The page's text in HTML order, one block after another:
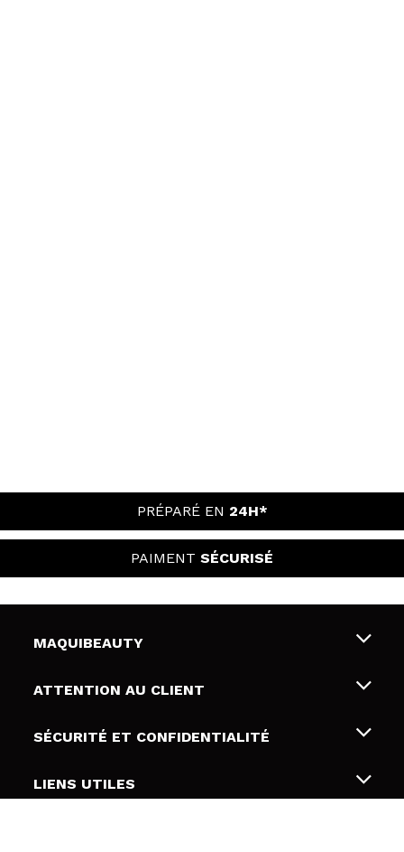
PRÉPARÉ EN 24H*
PAIMENT SÉCURISÉ
MAQUIBEAUTY
Qui sommes nous
Cartes-cadeaux
ATTENTION AU CLIENT
Livraison & retour
Modes de paiement
SÉCURITÉ ET CONFIDENTIALITÉ
Conditions et confidentialité
Politique de confidentialité
LIENS UTILES